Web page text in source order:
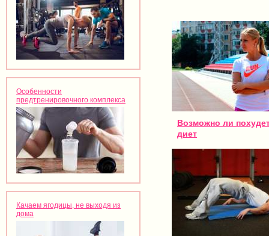
Особенности
предтренировочного комплекса
Качаем ягодицы, не выходя из
дома
Возможно ли
диет